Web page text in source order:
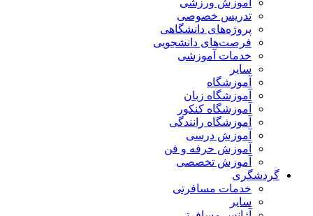
آموزش ورزشی
تدریس خصوصی
پروژه‌های دانشگاهی
فرصت‌های دانشجویی
خدمات آموزشی
سایر
آموزشگاه
آموزشگاه زبان
آموزشگاه کنکور
آموزشگاه رانندگی
آموزش درسی
آموزش حرفه و فن
آموزش تخصصی
گردشگری
خدمات مسافرتی
سایر